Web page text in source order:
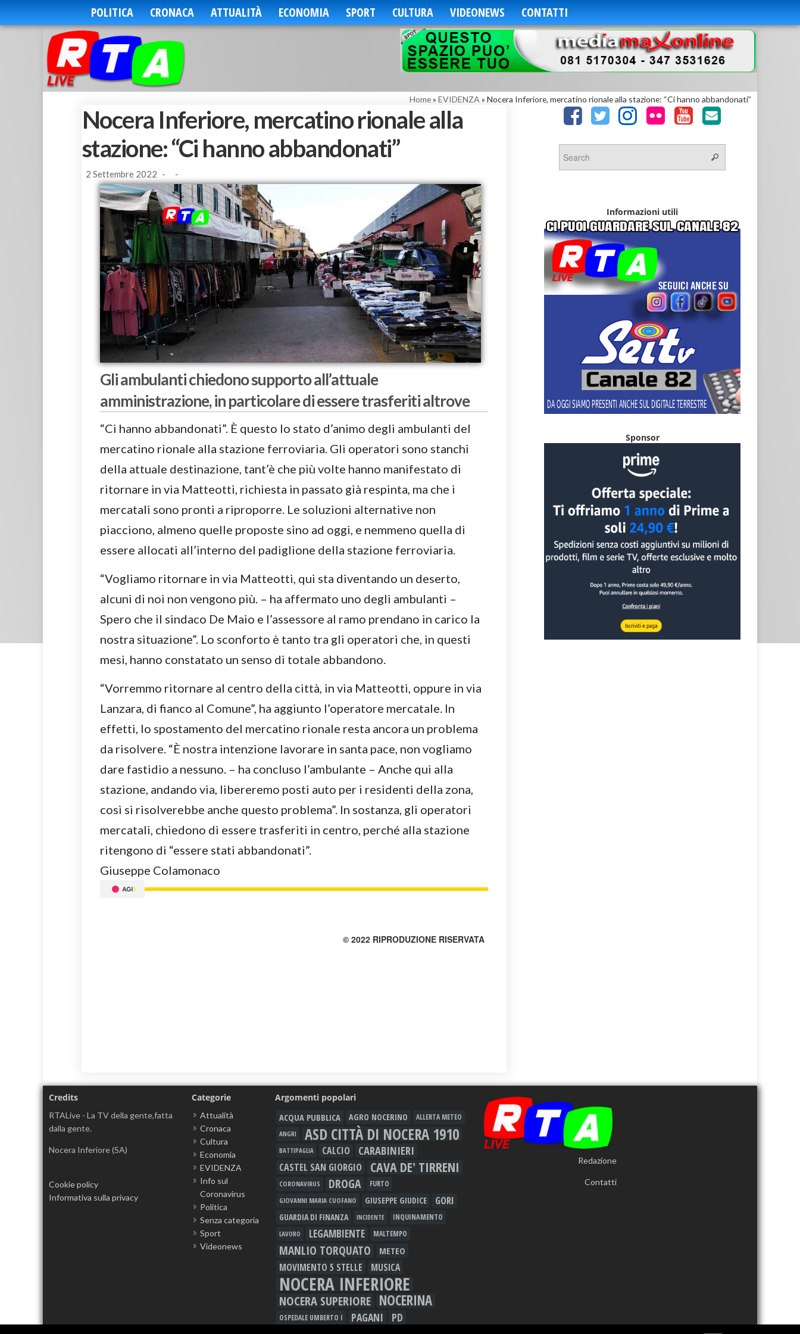
POLITICA CRONACA ATTUALITÀ ECONOMIA SPORT CULTURA VIDEONEWS CONTATTI
Home» EVIDENZA » Nocera Inferiore, mercatino rionale alla stazione: “Ci hanno abbandonati”
Nocera Inferiore, mercatino rionale alla
stazione: “Ci hanno abbandonati”
2 Settembre 2022 - -
Gli ambulanti chiedono supporto all’attuale
amministrazione, in particolare di essere trasferiti altrove
“Ci hanno abbandonati”. È questo lo stato d’animo degli ambulanti del
mercatino rionale alla stazione ferroviaria. Gli operatori sono stanchi
della attuale destinazione, tant’è che più volte hanno manifestato di
ritornare in via Matteotti, richiesta in passato già respinta, ma che i
mercatali sono pronti a riproporre. Le soluzioni alternative non
piacciono, almeno quelle proposte sino ad oggi, e nemmeno quella di
essere allocati all’interno del padiglione della stazione ferroviaria.
“Vogliamo ritornare in via Matteotti, qui sta diventando un deserto,
alcuni di noi non vengono più. – ha affermato uno degli ambulanti –
Spero che il sindaco De Maio e l’assessore al ramo prendano in carico la
nostra situazione”. Lo sconforto è tanto tra gli operatori che, in questi
mesi, hanno constatato un senso di totale abbandono.
“Vorremmo ritornare al centro della città, in via Matteotti, oppure in via
Lanzara, di fianco al Comune”, ha aggiunto l’operatore mercatale. In
effetti, lo spostamento del mercatino rionale resta ancora un problema
da risolvere. “È nostra intenzione lavorare in santa pace, non vogliamo
dare fastidio a nessuno. – ha concluso l’ambulante – Anche qui alla
stazione, andando via, libereremo posti auto per i residenti della zona,
così si risolverebbe anche questo problema”. In sostanza, gli operatori
mercatali, chiedono di essere trasferiti in centro, perché alla stazione
ritengono di “essere stati abbandonati”.
Giuseppe Colamonaco
© 2022 RIPRODUZIONE RISERVATA
Informazioni utili
Sponsor
Credits
RTALive - La TV della gente,fatta
dalla gente.
Nocera Inferiore (SA)
Cookie policy
Informativa sulla privacy
Categorie
Attualità
Cronaca
Cultura
Economia
EVIDENZA
Info sul
Coronavirus
Politica
Senza categoria
Sport
Videonews
Argomenti popolari
ACQUA PUBBLICA AGRO NOCERINO
ALLERTA METEO
ANGRI
ASD CITTÀ DI NOCERA 1910
BATTIPAGLIA CALCIO CARABINIERI
CASTEL SAN GIORGIO CAVA DE' TIRRENI
CORONAVIRUS DROGA FURTO
GIOVANNI MARIA CUOFANO GIUSEPPE GIUDICE GORI
GUARDIA DI FINANZA INCIDENTE INQUINAMENTO
LAVORO LEGAMBIENTE MALTEMPO
MANLIO TORQUATO METEO
MOVIMENTO 5 STELLE MUSICA
NOCERA INFERIORE
NOCERA SUPERIORE NOCERINA
OSPEDALE UMBERTO I PAGANI PD
Redazione
Contatti